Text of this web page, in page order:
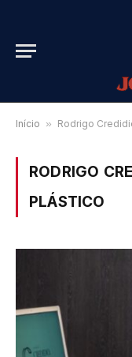
Início » Rodrigo
RODRIGO
PLÁSTICO